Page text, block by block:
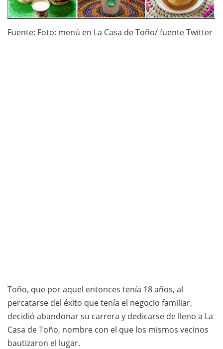
Fuente: Foto: menú en La Casa de Toño/ fuente Twitter
Toño, que por aquel entonces tenía 18 años, al
percatarse del éxito que tenía el negocio familiar,
decidió abandonar su carrera y dedicarse de lleno a La
Casa de Toño, nombre con el que los mismos vecinos
bautizaron el lugar.